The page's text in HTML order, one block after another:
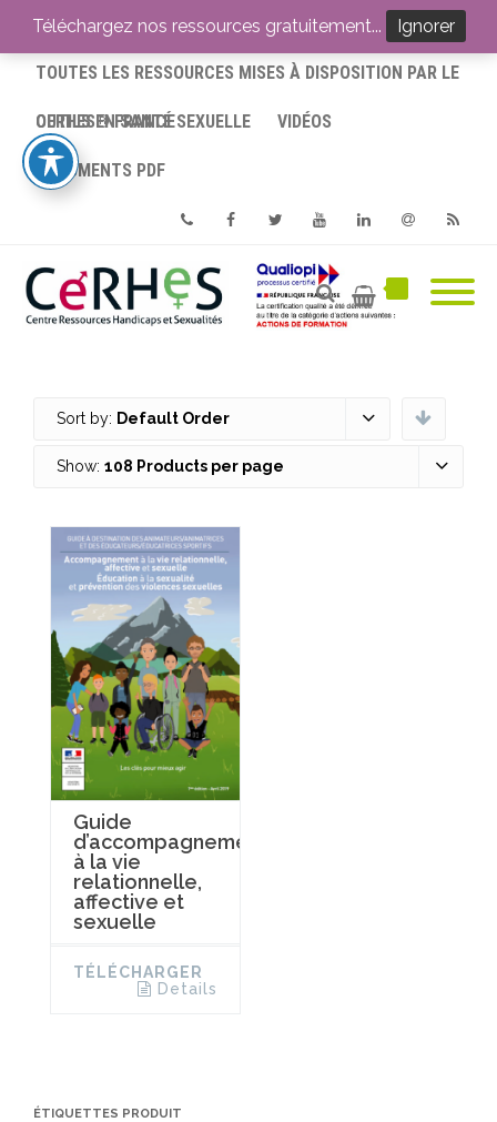
ACCUEIL
TOUTES LES RESSOURCES MISES À DISPOSITION PAR LE
CERHES® FRANCE
OUTILS EN SANTÉ SEXUELLE VIDÉOS
DOCUMENTS PDF
PhoneFacebookTwitterYoutube
Sort by: Default Order
Show: 108 Products per page
Guide
d’accompagnement
à la vie
relationnelle,
affective et
sexuelle
TÉLÉCHARGER
Details
ÉTIQUETTES PRODUIT
Téléchargez nos ressources gratuitement... Ignorer